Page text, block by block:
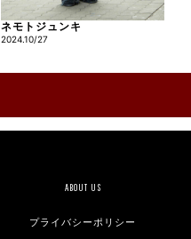
ネモトジュンキ
2024.10/27
ABOUT US
プライバシーポリシー